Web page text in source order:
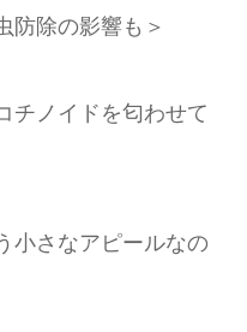
防除の影響も＞
チノイドを匂わせて
小さなアピールなの